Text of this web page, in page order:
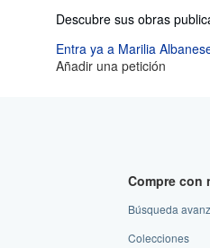
Descubre sus obras
Entra ya a Marilia
Añadir una petición
Compre con
Búsqueda
Colecciones